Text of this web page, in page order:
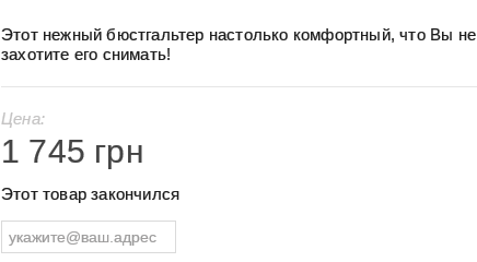
Этот нежный бюстгальтер настолько комфортный, что Вы не
захотите его снимать!
Цена:
1 745 грн
Этот товар закончился